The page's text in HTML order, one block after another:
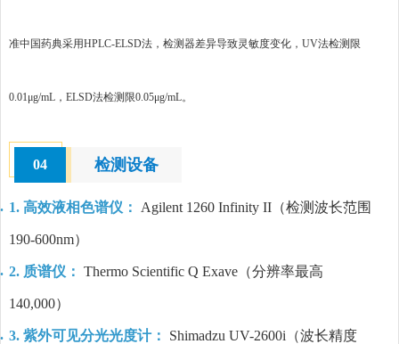
准中国药典采用HPLC-ELSD法，检测器差异导致灵敏度变化，UV法检测限
0.01μg/mL，ELSD法检测限0.05μg/mL。
04 检测设备
1. 高效液相色谱仪： Agilent 1260 Infinity II（检测波长范围
190-600nm）
2. 质谱仪： Thermo Scientific Q Exave（分辨率最高
140,000）
3. 紫外可见分光光度计： Shimadzu UV-2600i（波长精度